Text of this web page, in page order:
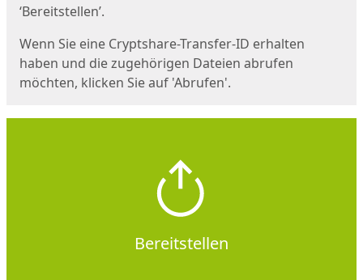
‘Bereitstellen’.
Wenn Sie eine Cryptshare-Transfer-ID erhalten
haben und die zugehörigen Dateien abrufen
möchten, klicken Sie auf 'Abrufen'.
Bereitstellen